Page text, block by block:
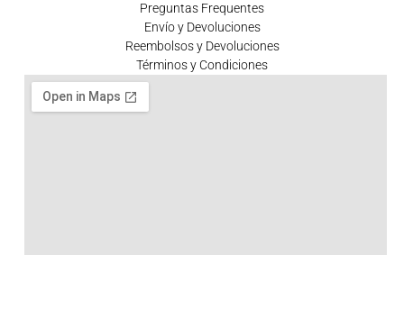
Preguntas Frequentes
Envío y Devoluciones
Reembolsos y Devoluciones
Términos y Condiciones